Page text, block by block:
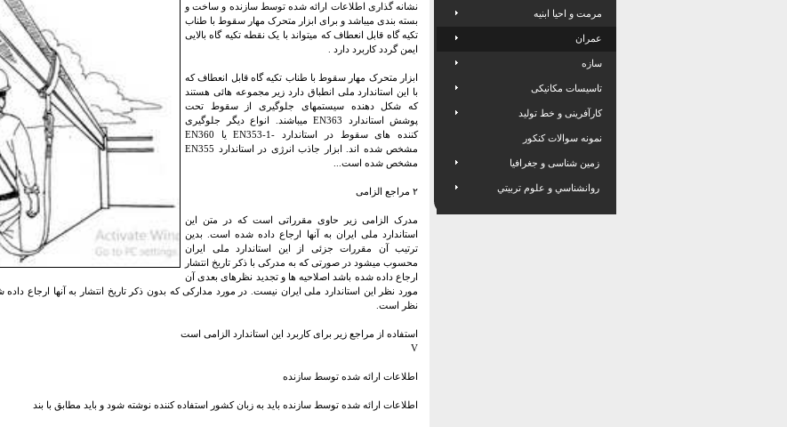
نشانه گذاری اطلاعات ارائه شده توسط سازنده و ساخت و
بسته بندی میباشد و برای ابزار متحرک مهار سقوط با طناب
تکیه گاه قابل انعطاف که میتواند با یک نقطه تکیه گاه بالایی
ایمن گردد کاربرد دارد .
ابزار متحرک مهار سقوط با طناب تکیه گاه قابل انعطاف که
با این استاندارد ملی انطباق دارد زیر مجموعه هائی هستند
که شکل دهنده سیستمهای جلوگیری از سقوط تحت
پوشش استاندارد EN363 میباشند. انواع دیگر جلوگیری
کننده های سقوط در استاندارد -1-EN353 یا EN360
مشخص شده اند. ابزار جاذب انرژی در استاندارد EN355
مشخص شده است...
۲ مراجع الزامی
مدرک الزامی زیر حاوی مقرراتی است که در متن این
استاندارد ملی ایران به آنها ارجاع داده شده است. بدین
ترتیب آن مقررات جزئی از این استاندارد ملی ایران
محسوب میشود در صورتی که به مدرکی با ذکر تاریخ انتشار
ارجاع داده شده باشد اصلاحیه ها و تجدید نظرهای بعدی آن
مورد نظر این استاندارد ملی ایران نیست. در مورد مدارکی که بدون ذکر تاریخ انتشار به آنها ارجاع
نظر است.
استفاده از مراجع زیر برای کاربرد این استاندارد الزامی است
V
اطلاعات ارائه شده توسط سازنده
اطلاعات ارائه شده توسط سازنده باید به زبان کشور استفاده کننده نوشته شود و باید مطابق با بند
مرمت و احیا ابنیه
عمران
سازه
تاسیسات مکانیکی
کارآفرینی و خط تولید
نمونه سوالات کنکور
زمین شناسی و جغرافیا
روانشناسي و علوم تربيتي